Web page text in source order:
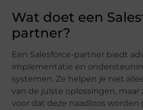
Wat doet een
partner?
Een Salesforce-partner biedt
implementatie en
systemen. Ze helpen je niet
van de juiste oplossingen, maar
voor dat deze naadloos